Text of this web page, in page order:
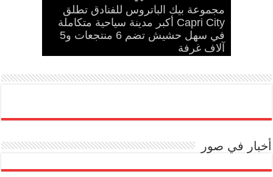
مجموعة بيك الباتروس للفنادق تطلق
Capri City أكبر مدينة سياحية متكاملة
في سهل حشيش تضم 6 منتجعات و5
آلاف غرفة
مدحت بركات يكتب: كلمة حق في
حسام حسن
مدحت بركات يستقبل الشيخ كامل مطر
في لقاء ودي حاشد بمنشية القناطر
بحضور قيادات القبائل والعائلات
المصرية
إسلام حشاد وإبراهيم حشاد يخطفان
الأنظار بتصميم عالمي ارتدته سلمى
عادل في مهرجان كان
Cinema Track أول منصة رقمية لرصد
إيرادات السينما المصرية
أخبار في صور